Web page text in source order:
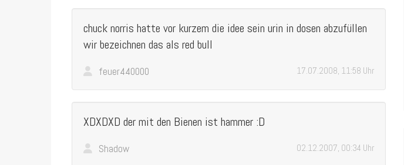
chuck norris hatte vor kurzem die idee sein urin in dosen abzufüllen
wir bezeichnen das als red bull
feuer440000 17.07.2008, 11:58 Uhr
XDXDXD der mit den Bienen ist hammer :D
Shadow 02.12.2007, 00:34 Uhr